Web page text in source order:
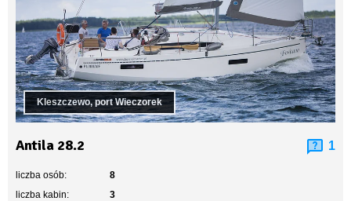
Kleszczewo, port Wieczorek
Antila 28.2 1
liczba osób:
8
liczba kabin:
3